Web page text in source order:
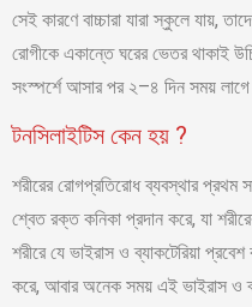
সেই কারণে বাচ্চারা যারা স্কুলে যায়,
রোগীকে একান্তে ঘরের ভেতর থাকাই
সংস্পর্শে আসার পর ২–৪ দিন সময়
টনসিলাইটিস কেন হয় ?
শরীরের রোগপ্রতিরোধ ব্যবস্থার প্রথম
শ্বেত রক্ত কনিকা প্রদান করে, যা
শরীরে যে ভাইরাস ও ব্যাকটেরিয়া
করে, আবার অনেক সময় এই ভাইরাস ও